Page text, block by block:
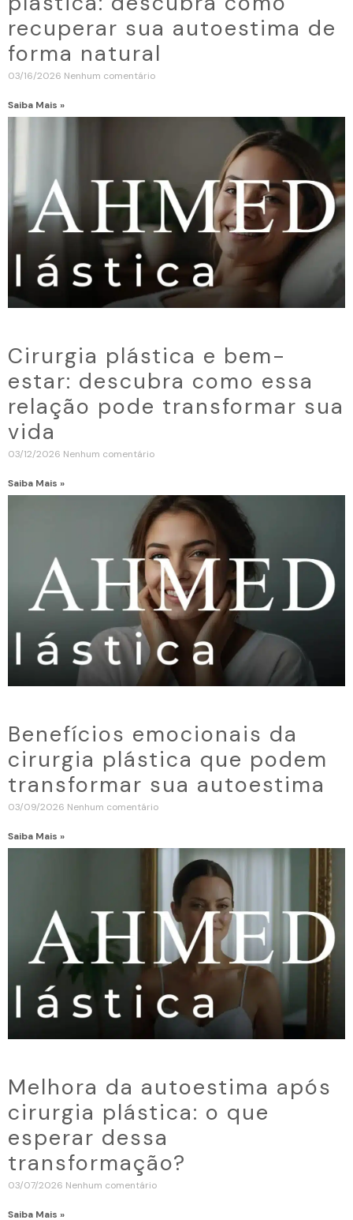
recuperar sua autoestima de
forma natural
03/16/2026 Nenhum comentário
Saiba Mais »
Cirurgia plástica e bem-
estar: descubra como essa
relação pode transformar sua
vida
03/12/2026 Nenhum comentário
Saiba Mais »
Benefícios emocionais da
cirurgia plástica que podem
transformar sua autoestima
03/09/2026 Nenhum comentário
Saiba Mais »
Melhora da autoestima após
cirurgia plástica: o que
esperar dessa
transformação?
03/07/2026 Nenhum comentário
Saiba Mais »